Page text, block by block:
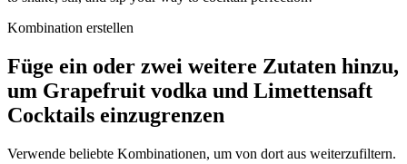
Kombination erstellen
Füge ein oder zwei weitere Zutaten hinzu,
um Grapefruit vodka und Limettensaft
Cocktails einzugrenzen
Verwende beliebte Kombinationen, um von dort aus weiterzufiltern.